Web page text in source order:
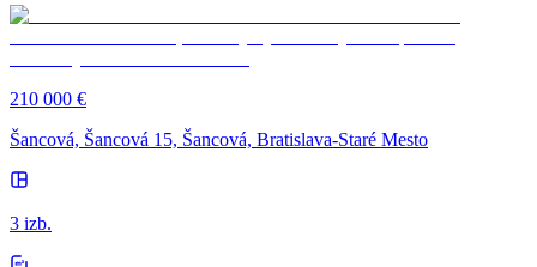
210 000 €
Šancová, Šancová 15, Šancová, Bratislava-Staré Mesto
3 izb.